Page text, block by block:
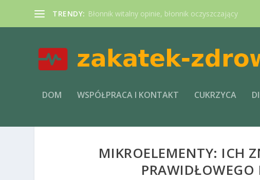
TRENDY: Błonnik witalny opinie, błonnik oczyszczający
DOM WSPÓŁPRACA I KONTAKT CUKRZYCA
MIKROELEMENTY: ICH